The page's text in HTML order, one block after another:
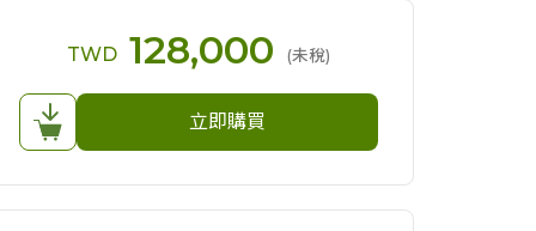
TWD 128,000 (未稅)
立即購買